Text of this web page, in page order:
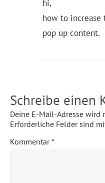
hi,
how to
pop up content.
Schreibe einen
Deine E-Mail-Adresse
Erforderliche Felder sind
Kommentar*